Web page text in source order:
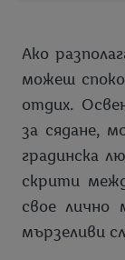
Ако
можеш
отдих.
за сядане,
градинска
скрити
свое лично
мързеливи